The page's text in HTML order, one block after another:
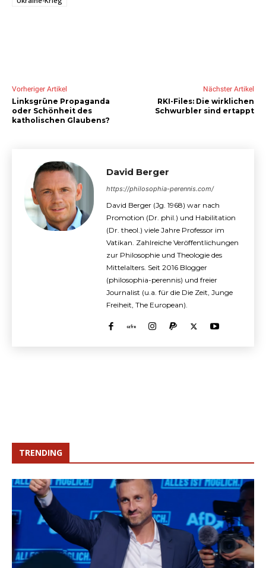
Vorheriger Artikel
Linksgrüne Propaganda
oder Schönheit des
katholischen Glaubens?
Nächster Artikel
RKI-Files: Die wirklichen
Schwurbler sind ertappt
David Berger
https://philosophia-perennis.com/
David Berger (Jg. 1968) war nach
Promotion (Dr. phil.) und Habilitation
(Dr. theol.) viele Jahre Professor im
Vatikan. Zahlreiche Veröffentlichungen
zur Philosophie und Theologie des
Mittelalters. Seit 2016 Blogger
(philosophia-perennis) und freier
Journalist (u.a. für die Die Zeit, Junge
Freiheit, The European).
TRENDING